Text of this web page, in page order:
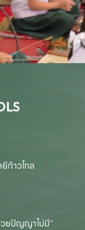
ยีก้าวไกล
ยปัญญาไม่มี”